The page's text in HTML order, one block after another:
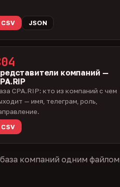
CSV JSON
компаний —
CPA.RIP: кто из компаний с чем
— имя, телеграм, роль,
CSV
компаний одним